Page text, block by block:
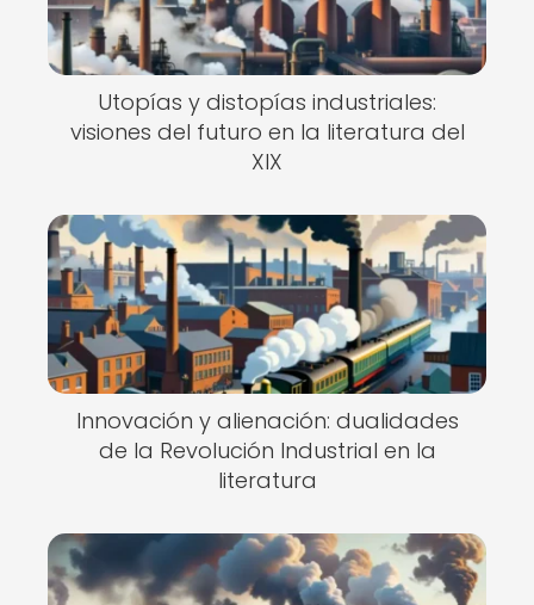
Utopías y distopías industriales:
visiones del futuro en la literatura del
XIX
Innovación y alienación: dualidades
de la Revolución Industrial en la
literatura